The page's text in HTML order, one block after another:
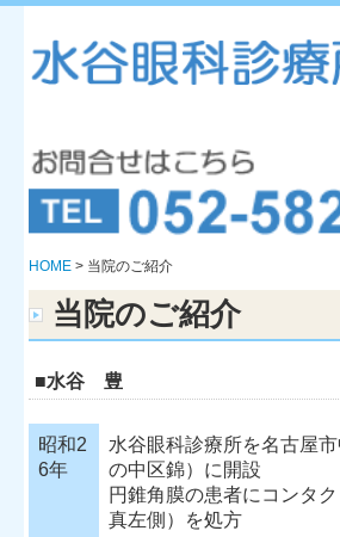
当院のご紹介
院長紹介
治療方針
診療時間
Web診療予約
アクセスマップ
院内紹介
お知らせ・診療カレンダー
HOME 当院のご紹介
当院のご紹介
■水谷 豊
昭和2
6年
水谷眼科診療所を名古屋
の中区錦）に開設
円錐角膜の患者にコンタ
真左側）を処方